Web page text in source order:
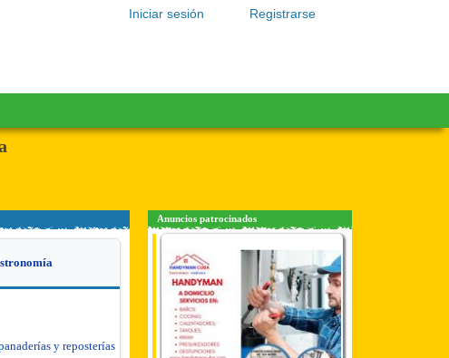
Registrarse
Iniciar sesión
y reposterías
Anuncios patrocinados